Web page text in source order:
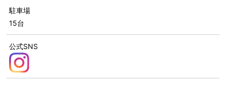
駐車場
15台
公式SNS